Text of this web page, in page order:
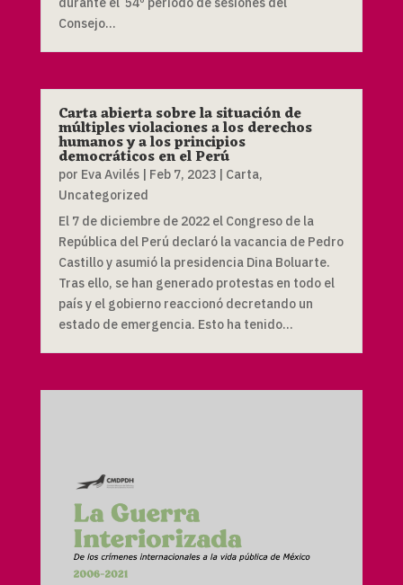
Consejo...
Carta abierta sobre la situación de
múltiples violaciones a los derechos
humanos y a los principios
democráticos en el Perú
por Eva Avilés| Feb 7, 2023| Carta,
Uncategorized
El 7 de diciembre de 2022 el Congreso de la
República del Perú declaró la vacancia de Pedro
Castillo y asumió la presidencia Dina Boluarte.
Tras ello, se han generado protestas en todo el
país y el gobierno reaccionó decretando un
estado de emergencia. Esto ha tenido...